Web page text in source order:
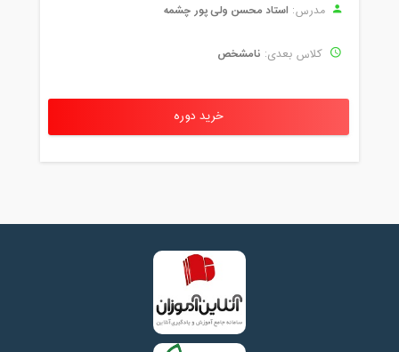
مدرس: استاد محسن ولی پور چشمه
کلاس بعدی: نامشخص
خرید دوره